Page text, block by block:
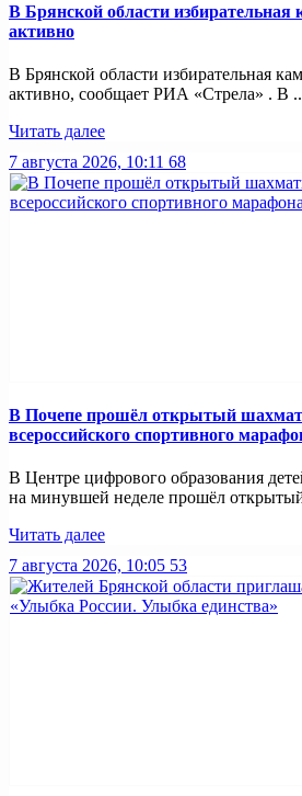
В Брянской области избирательная
активно
В Брянской области избирательная
активно, сообщает РИА «Стрела» . В
Читать далее
7 августа 2026, 10:11 68
В Почепе прошёл открытый
всероссийского спортивного
В Центре цифрового образования
на минувшей неделе прошёл
Читать далее
7 августа 2026, 10:05 53